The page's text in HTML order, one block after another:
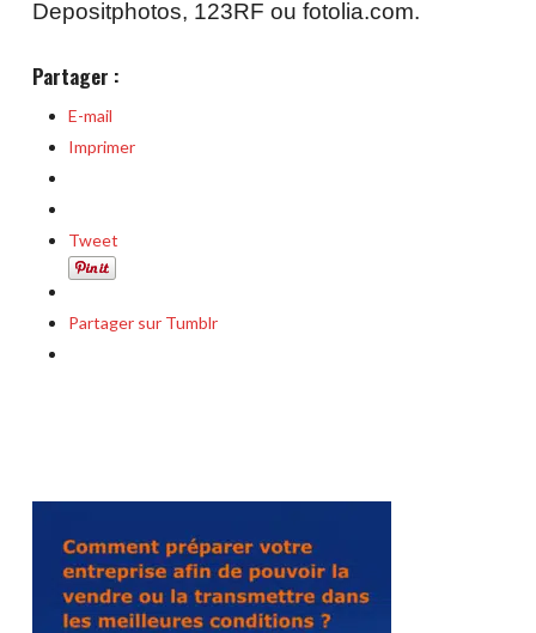
Depositphotos, 123RF ou fotolia.com.
Partager :
E-mail
Imprimer
Tweet
Partager sur Tumblr